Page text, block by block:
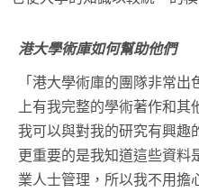
港大學術庫如何幫助他們
「港大學術庫的團隊非常出
上有我完整的學術著作和其
我可以與對我的研究有興趣
更重要的是我知道這些資料
業人士管理，所以我不用擔